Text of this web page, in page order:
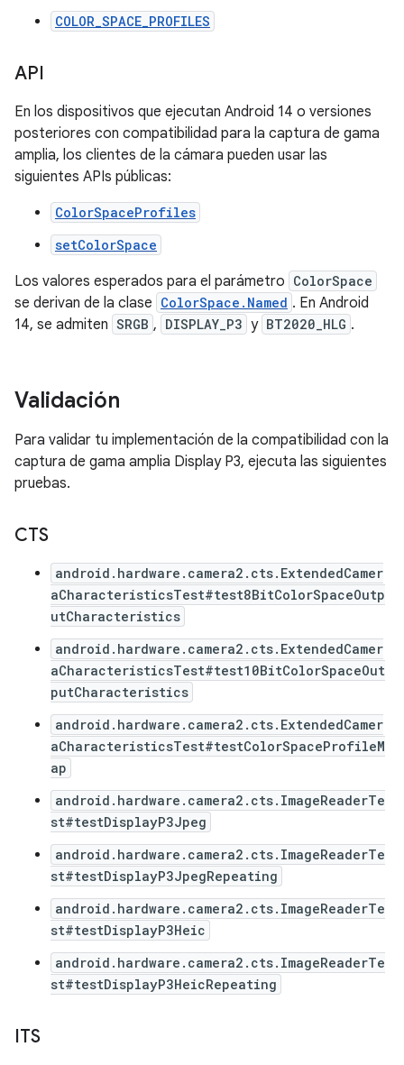
COLOR_SPACE_PROFILES
API
En los dispositivos que ejecutan Android 14 o versiones
posteriores con compatibilidad para la captura de gama
amplia, los clientes de la cámara pueden usar las
siguientes APIs públicas:
ColorSpaceProfiles
setColorSpace
Los valores esperados para el parámetro ColorSpace
se derivan de la clase ColorSpace.Named . En Android
14, se admiten SRGB , DISPLAY_P3 y BT2020_HLG .
Validación
Para validar tu implementación de la compatibilidad con la
captura de gama amplia Display P3, ejecuta las siguientes
pruebas.
CTS
android.hardware.camera2.cts.ExtendedCamer
aCharacteristicsTest#test8BitColorSpaceOutp
utCharacteristics
android.hardware.camera2.cts.ExtendedCamer
aCharacteristicsTest#test10BitColorSpaceOut
putCharacteristics
android.hardware.camera2.cts.ExtendedCamer
aCharacteristicsTest#testColorSpaceProfileM
ap
android.hardware.camera2.cts.ImageReaderTe
st#testDisplayP3Jpeg
android.hardware.camera2.cts.ImageReaderTe
st#testDisplayP3JpegRepeating
android.hardware.camera2.cts.ImageReaderTe
st#testDisplayP3Heic
android.hardware.camera2.cts.ImageReaderTe
st#testDisplayP3HeicRepeating
ITS